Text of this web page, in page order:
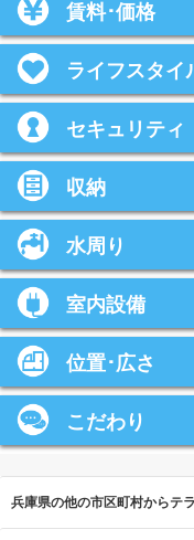
賃料･価格
ライフスタイ
セキュリティ
収納
水周り
室内設備
位置･広さ
こだわり
兵庫県の他の市区町村からテ